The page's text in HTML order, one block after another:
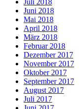
Juni 2018
Mai 2018
April 2018
März 2018
Februar 2018
Dezember 2017
November 2017
Oktober 2017
September 2017
August 2017
Juli 2017